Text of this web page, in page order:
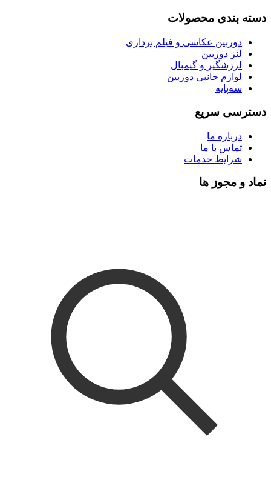
دسته بندی محصولات
دوربین عکاسی و فیلم برداری
لنز دوربین
لرزشگیر و گیمبال
لوازم جانبی دوربین
سه‌پایه
دسترسی سریع
درباره ما
تماس با ما
شرایط خدمات
نماد و مجوز ها